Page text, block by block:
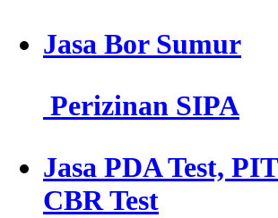
Jasa Bor Sumur
Perizinan SIPA
Jasa PDA Test,
CBR Test